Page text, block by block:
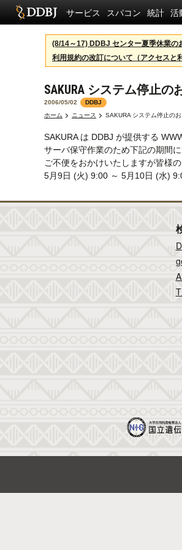
サービス スパコン 統計 活
(8/14～17) DDBJ センター夏季休業の
利用規約の改訂について（アクセスと
SAKURA システム停止
2006/05/02
DDBJ
ホーム
ニュース SAKURA システム停止の
SAKURA は DDBJ が提供する
サーバ保守作業のため下記の期間
ご不便をおかけいたしますが皆様
5月9日 (火) 9:00 ～ 5月10日 (水)